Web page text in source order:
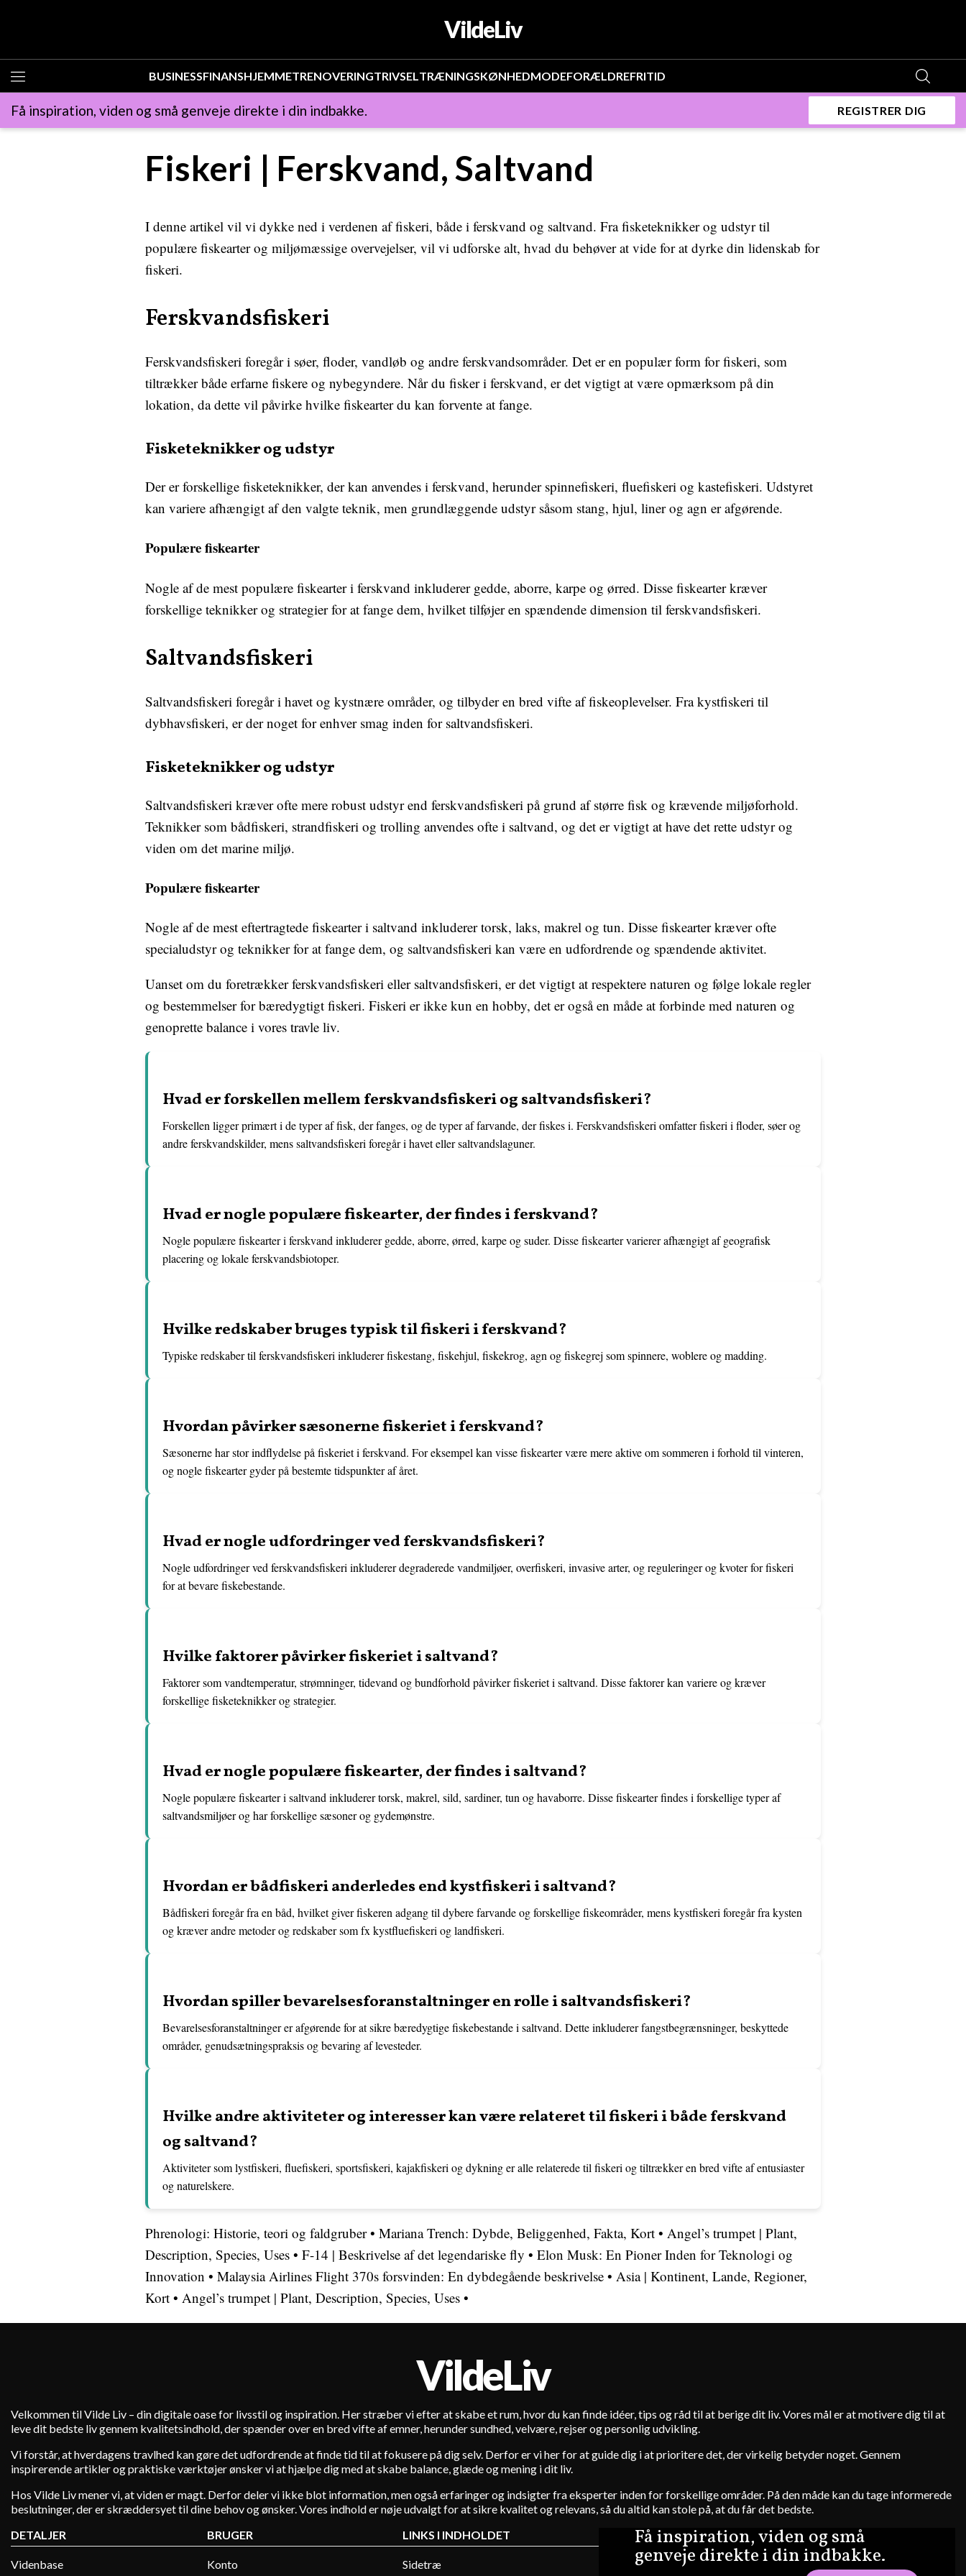
VildeLiv
BUSINESSFINANSHJEMMETRENOVERINGTRIVSELTRÆNINGSKØNHEDMODEFORÆLDREFRITID
Få inspiration, viden og små genveje direkte i din indbakke. REGISTRER DIG
Fiskeri | Ferskvand, Saltvand
I denne artikel vil vi dykke ned i verdenen af fiskeri, både i ferskvand og saltvand. Fra fisketeknikker og udstyr til
populære fiskearter og miljømæssige overvejelser, vil vi udforske alt, hvad du behøver at vide for at dyrke din lidenskab for
fiskeri.
Ferskvandsfiskeri
Ferskvandsfiskeri foregår i søer, floder, vandløb og andre ferskvandsområder. Det er en populær form for fiskeri, som
tiltrækker både erfarne fiskere og nybegyndere. Når du fisker i ferskvand, er det vigtigt at være opmærksom på din
lokation, da dette vil påvirke hvilke fiskearter du kan forvente at fange.
Fisketeknikker og udstyr
Der er forskellige fisketeknikker, der kan anvendes i ferskvand, herunder spinnefiskeri, fluefiskeri og kastefiskeri. Udstyret
kan variere afhængigt af den valgte teknik, men grundlæggende udstyr såsom stang, hjul, liner og agn er afgørende.
Populære fiskearter
Nogle af de mest populære fiskearter i ferskvand inkluderer gedde, aborre, karpe og ørred. Disse fiskearter kræver
forskellige teknikker og strategier for at fange dem, hvilket tilføjer en spændende dimension til ferskvandsfiskeri.
Saltvandsfiskeri
Saltvandsfiskeri foregår i havet og kystnære områder, og tilbyder en bred vifte af fiskeoplevelser. Fra kystfiskeri til
dybhavsfiskeri, er der noget for enhver smag inden for saltvandsfiskeri.
Fisketeknikker og udstyr
Saltvandsfiskeri kræver ofte mere robust udstyr end ferskvandsfiskeri på grund af større fisk og krævende miljøforhold.
Teknikker som bådfiskeri, strandfiskeri og trolling anvendes ofte i saltvand, og det er vigtigt at have det rette udstyr og
viden om det marine miljø.
Populære fiskearter
Nogle af de mest eftertragtede fiskearter i saltvand inkluderer torsk, laks, makrel og tun. Disse fiskearter kræver ofte
specialudstyr og teknikker for at fange dem, og saltvandsfiskeri kan være en udfordrende og spændende aktivitet.
Uanset om du foretrækker ferskvandsfiskeri eller saltvandsfiskeri, er det vigtigt at respektere naturen og følge lokale regler
og bestemmelser for bæredygtigt fiskeri. Fiskeri er ikke kun en hobby, det er også en måde at forbinde med naturen og
genoprette balance i vores travle liv.
Hvad er forskellen mellem ferskvandsfiskeri og saltvandsfiskeri?
Forskellen ligger primært i de typer af fisk, der fanges, og de typer af farvande, der fiskes i. Ferskvandsfiskeri omfatter fiskeri i floder, søer og
andre ferskvandskilder, mens saltvandsfiskeri foregår i havet eller saltvandslaguner.
Hvad er nogle populære fiskearter, der findes i ferskvand?
Nogle populære fiskearter i ferskvand inkluderer gedde, aborre, ørred, karpe og suder. Disse fiskearter varierer afhængigt af geografisk
placering og lokale ferskvandsbiotoper.
Hvilke redskaber bruges typisk til fiskeri i ferskvand?
Typiske redskaber til ferskvandsfiskeri inkluderer fiskestang, fiskehjul, fiskekrog, agn og fiskegrej som spinnere, woblere og madding.
Hvordan påvirker sæsonerne fiskeriet i ferskvand?
Sæsonerne har stor indflydelse på fiskeriet i ferskvand. For eksempel kan visse fiskearter være mere aktive om sommeren i forhold til vinteren,
og nogle fiskearter gyder på bestemte tidspunkter af året.
Hvad er nogle udfordringer ved ferskvandsfiskeri?
Nogle udfordringer ved ferskvandsfiskeri inkluderer degraderede vandmiljøer, overfiskeri, invasive arter, og reguleringer og kvoter for fiskeri
for at bevare fiskebestande.
Hvilke faktorer påvirker fiskeriet i saltvand?
Faktorer som vandtemperatur, strømninger, tidevand og bundforhold påvirker fiskeriet i saltvand. Disse faktorer kan variere og kræver
forskellige fisketeknikker og strategier.
Hvad er nogle populære fiskearter, der findes i saltvand?
Nogle populære fiskearter i saltvand inkluderer torsk, makrel, sild, sardiner, tun og havaborre. Disse fiskearter findes i forskellige typer af
saltvandsmiljøer og har forskellige sæsoner og gydemønstre.
Hvordan er bådfiskeri anderledes end kystfiskeri i saltvand?
Bådfiskeri foregår fra en båd, hvilket giver fiskeren adgang til dybere farvande og forskellige fiskeområder, mens kystfiskeri foregår fra kysten
og kræver andre metoder og redskaber som fx kystfluefiskeri og landfiskeri.
Hvordan spiller bevarelsesforanstaltninger en rolle i saltvandsfiskeri?
Bevarelsesforanstaltninger er afgørende for at sikre bæredygtige fiskebestande i saltvand. Dette inkluderer fangstbegrænsninger, beskyttede
områder, genudsætningspraksis og bevaring af levesteder.
Hvilke andre aktiviteter og interesser kan være relateret til fiskeri i både ferskvand
og saltvand?
Aktiviteter som lystfiskeri, fluefiskeri, sportsfiskeri, kajakfiskeri og dykning er alle relaterede til fiskeri og tiltrækker en bred vifte af entusiaster
og naturelskere.
Phrenologi: Historie, teori og faldgruber• Mariana Trench: Dybde, Beliggenhed, Fakta, Kort • Angel’s trumpet | Plant,
Description, Species, Uses • F-14 | Beskrivelse af det legendariske fly • Elon Musk: En Pioner Inden for Teknologi og
Innovation • Malaysia Airlines Flight 370s forsvinden: En dybdegående beskrivelse • Asia | Kontinent, Lande, Regioner,
Kort • Angel’s trumpet | Plant, Description, Species, Uses •
Få inspiration, viden og små
genveje direkte i din indbakke.
VildeLiv
Velkommen til Vilde Liv – din digitale oase for livsstil og inspiration. Her stræber vi efter at skabe et rum, hvor du kan finde idéer, tips og råd til at berige dit liv. Vores mål er at motivere dig til at
leve dit bedste liv gennem kvalitetsindhold, der spænder over en bred vifte af emner, herunder sundhed, velvære, rejser og personlig udvikling.
Vi forstår, at hverdagens travlhed kan gøre det udfordrende at finde tid til at fokusere på dig selv. Derfor er vi her for at guide dig i at prioritere det, der virkelig betyder noget. Gennem
inspirerende artikler og praktiske værktøjer ønsker vi at hjælpe dig med at skabe balance, glæde og mening i dit liv.
Hos Vilde Liv mener vi, at viden er magt. Derfor deler vi ikke blot information, men også erfaringer og indsigter fra eksperter inden for forskellige områder. På den måde kan du tage informerede
beslutninger, der er skræddersyet til dine behov og ønsker. Vores indhold er nøje udvalgt for at sikre kvalitet og relevans, så du altid kan stole på, at du får det bedste.
DETALJER
Videnbase
BRUGER
Konto
LINKS I INDHOLDET
Sidetræ